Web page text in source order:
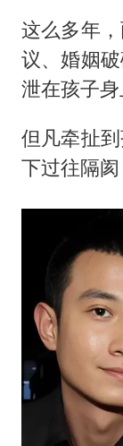
这么多年
议、婚姻
泄在孩子身
但凡牵扯
下过往隔阂